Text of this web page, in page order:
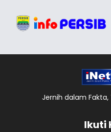
Jernih dalam
Ikuti